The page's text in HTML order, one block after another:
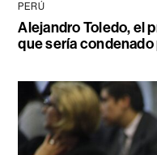
PERÚ
Alejandro Toledo, el
que sería